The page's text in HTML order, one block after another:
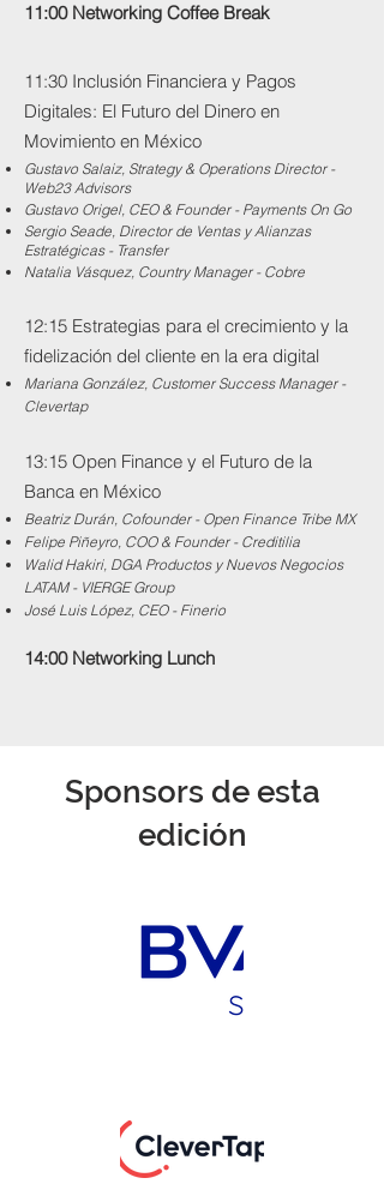
11:00 Networking Coffee Break
11:30 Inclusión Financiera y Pagos
Digitales: El Futuro del Dinero en
Movimiento en México
Gustavo Salaiz, Strategy & Operations Director -
Web23 Advisors
​Gustavo Origel, CEO & Founder - Payments On Go
Sergio Seade, Director de Ventas y Alianzas
Estratégicas - Transfer
Natalia Vásquez, Country Manager - Cobre
12:15 Estrategias para el crecimiento y la
fidelización del cliente en la era digital
Mariana González, Customer Success Manager -
Clevertap
13:15 Open Finance y el Futuro de la
Banca en México
Beatriz Durán, Cofounder - Open Finance Tribe MX
Felipe Piñeyro, COO & Founder - Creditilia
Walid Hakiri, DGA Productos y Nuevos Negocios
LATAM - VIERGE Group
José Luis López, CEO - Finerio
14:00 Networking Lunch
Sponsors de esta
edición